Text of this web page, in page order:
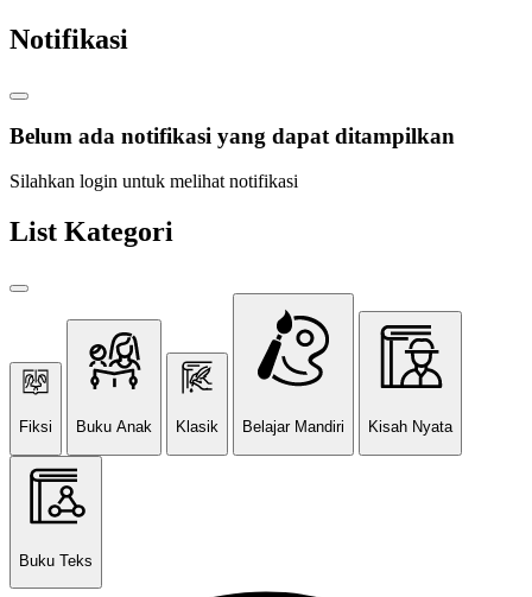
Notifikasi
Belum ada notifikasi yang dapat ditampilkan
Silahkan login untuk melihat notifikasi
List Kategori
Fiksi Buku Anak Klasik Belajar Mandiri Kisah Nyata
Buku Teks